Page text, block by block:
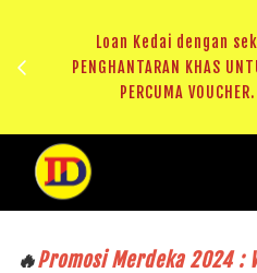
Loan Kedai dengan
PENGHANTARAN KHAS
PERCUMA
🔥Promosi Merdeka 2024 :